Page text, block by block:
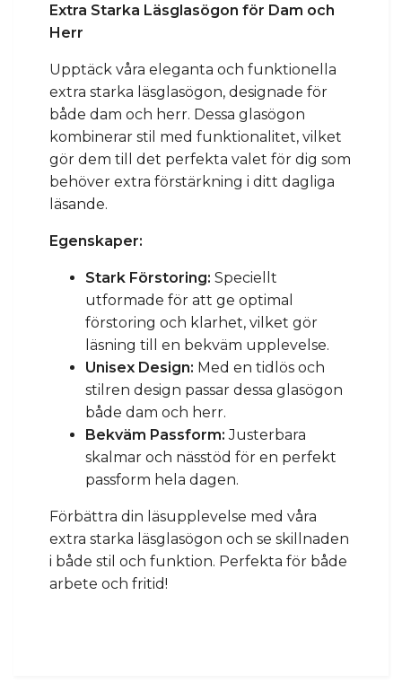
Extra Starka Läsglasögon för Dam och
Herr
Upptäck våra eleganta och funktionella
extra starka läsglasögon, designade för
både dam och herr. Dessa glasögon
kombinerar stil med funktionalitet, vilket
gör dem till det perfekta valet för dig som
behöver extra förstärkning i ditt dagliga
läsande.
Egenskaper:
Stark Förstoring: Speciellt
utformade för att ge optimal
förstoring och klarhet, vilket gör
läsning till en bekväm upplevelse.
Unisex Design: Med en tidlös och
stilren design passar dessa glasögon
både dam och herr.
Bekväm Passform: Justerbara
skalmar och nässtöd för en perfekt
passform hela dagen.
Förbättra din läsupplevelse med våra
extra starka läsglasögon och se skillnaden
i både stil och funktion. Perfekta för både
arbete och fritid!